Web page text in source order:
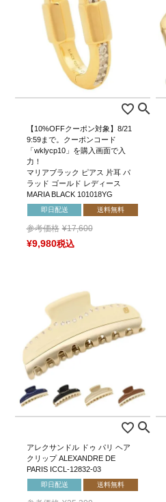
【10%OFFクーポン対象】8/21
9:59まで。クーポンコード
「wklycp10」を購入画面で入
力！
マリアブラック ピアス 片耳 パ
ラッド ゴールド レディース
MARIA BLACK 101018YG
即日配送 送料無料
参考価格 ¥17,600
¥9,980税込
アレクサンドル ドゥ パリ ヘア
クリップ ALEXANDRE DE
PARIS ICCL-12832-03
即日配送 送料無料